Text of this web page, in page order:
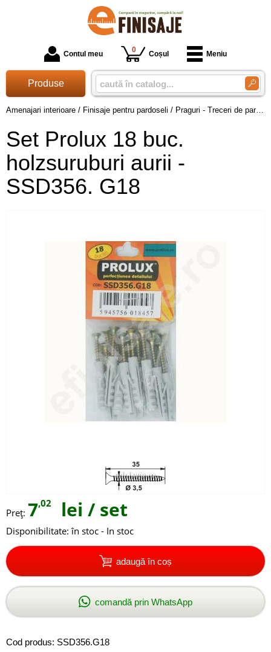
Contul meu 0 Coșul Meniu
Produse
Amenajari interioare / Finisaje pentru pardoseli / Praguri - Treceri de pardoseala
Set Prolux 18 buc.
holzsuruburi aurii -
SSD356. G18
Preţ: 7,02 lei / set
Disponibilitate: în stoc - In stoc
adaugă în coș
comandă prin WhatsApp
Cod produs: SSD356.G18